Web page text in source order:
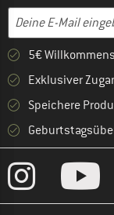
E-Mail-Adresse
Gib hier deine E-
5€
Exklusiver
Speichere